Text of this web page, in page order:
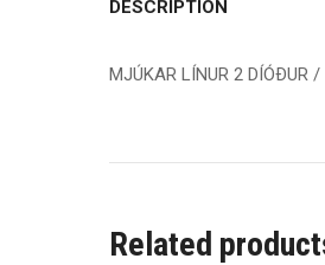
DESCRIPTION
MJÚKAR LÍNUR 2 DÍÓÐUR
Related